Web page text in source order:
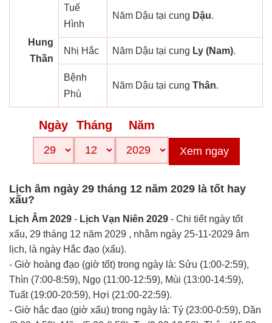
Hung
Thần
Tuế
Hình
Năm Dậu tại cung Dậu.
Nhị Hắc Năm Dậu tại cung Ly (Nam).
Bệnh
Phù
Năm Dậu tại cung Thân.
Ngày Tháng Năm
Xem ngay
Lịch âm ngày 29 tháng 12 năm 2029 là tốt hay
xấu?
Lịch Âm 2029 - Lịch Vạn Niên 2029 - Chi tiết ngày tốt
xấu, 29 tháng 12 năm 2029 , nhằm ngày 25-11-2029 âm
lịch, là ngày Hắc đạo (xấu).
- Giờ hoàng đạo (giờ tốt) trong ngày là: Sửu (1:00-2:59),
Thìn (7:00-8:59), Ngọ (11:00-12:59), Mùi (13:00-14:59),
Tuất (19:00-20:59), Hợi (21:00-22:59).
- Giờ hắc đạo (giờ xấu) trong ngày là: Tý (23:00-0:59), Dần